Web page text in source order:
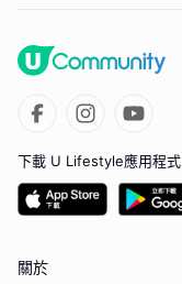
下載 U Lifestyle應用程式
關於